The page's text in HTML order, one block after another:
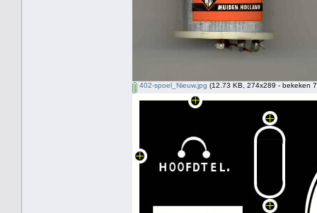
402-spoel_Nieuw.jpg (12.73 KB, 274x289 - bekeken